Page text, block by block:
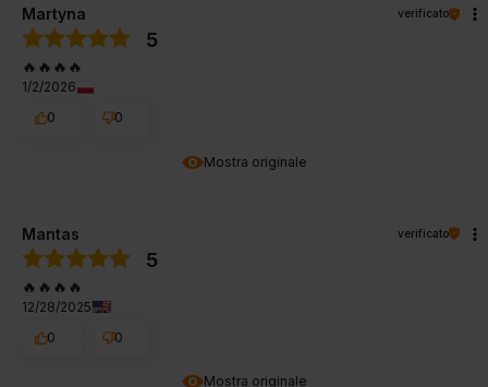
Mostra originale
Martyna verificato
5
🔥🔥🔥🔥
1/2/2026
0
0
Mostra originale
Mantas verificato
5
🔥🔥🔥🔥
12/28/2025
0
0